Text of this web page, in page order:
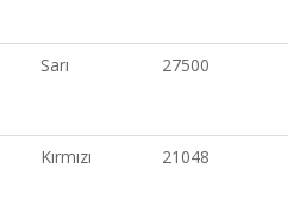
Sarı 27500
Kırmızı 21048